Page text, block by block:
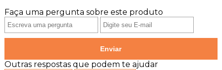
Faça uma pergunta sobre este produto
Enviar
Outras respostas que podem te ajudar